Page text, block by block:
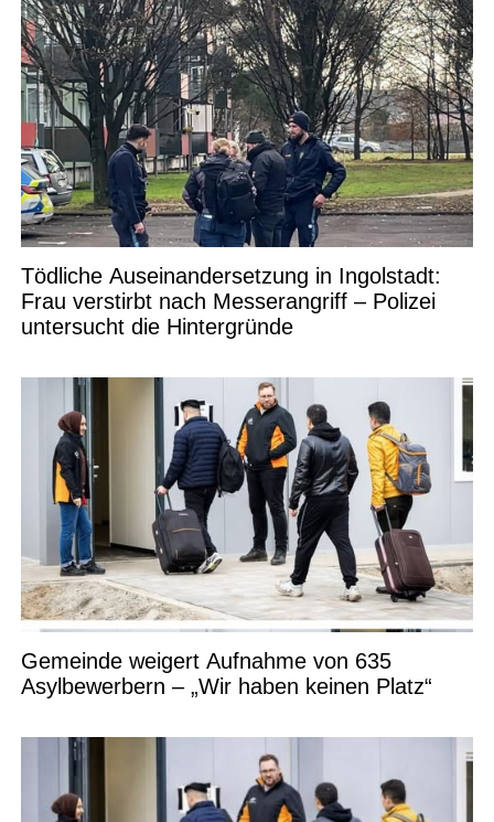
Tödliche Auseinandersetzung in Ingolstadt:
Frau verstirbt nach Messerangriff – Polizei
untersucht die Hintergründe
Gemeinde weigert Aufnahme von 635
Asylbewerbern – „Wir haben keinen Platz“